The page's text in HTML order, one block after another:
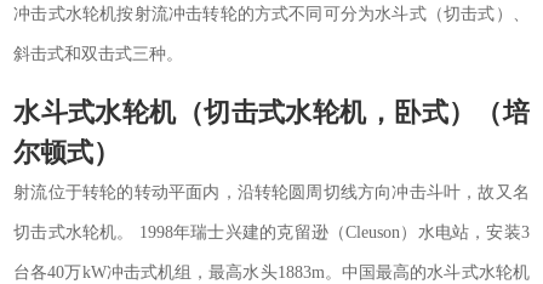
冲击式水轮机按射流冲击转轮的方式不同可分为水斗式（切击式）、
斜击式和双击式三种。
水斗式水轮机（切击式水轮机，卧式）（培
尔顿式）
射流位于转轮的转动平面内，沿转轮圆周切线方向冲击斗叶，故又名
切击式水轮机。 1998年瑞士兴建的克留逊（Cleuson）水电站，安装3
台各40万kW冲击式机组，最高水头1883m。中国最高的水斗式水轮机